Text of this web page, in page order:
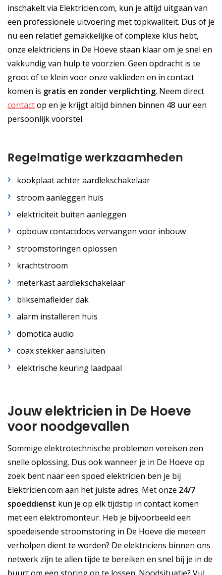
inschakelt via Elektricien.com, kun je altijd uitgaan van
een professionele uitvoering met topkwaliteit. Dus of je
nu een relatief gemakkelijke of complexe klus hebt,
onze elektriciens in De Hoeve staan klaar om je snel en
vakkundig van hulp te voorzien. Geen opdracht is te
groot of te klein voor onze vaklieden en in contact
komen is gratis en zonder verplichting. Neem direct
contactop en je krijgt altijd binnen binnen 48 uur een
persoonlijk voorstel.
Regelmatige werkzaamheden
kookplaat achter aardlekschakelaar
stroom aanleggen huis
elektriciteit buiten aanleggen
opbouw contactdoos vervangen voor inbouw
stroomstoringen oplossen
krachtstroom
meterkast aardlekschakelaar
bliksemafleider dak
alarm installeren huis
domotica audio
coax stekker aansluiten
elektrische keuring laadpaal
Jouw elektricien in De Hoeve
voor noodgevallen
Sommige elektrotechnische problemen vereisen een
snelle oplossing. Dus ook wanneer je in De Hoeve op
zoek bent naar een spoed elektricien ben je bij
Elektricien.com aan het juiste adres. Met onze 24/7
spoeddienst kun je op elk tijdstip in contact komen
met een elektromonteur. Heb je bijvoorbeeld een
spoedeisende stroomstoring in De Hoeve die meteen
verholpen dient te worden? De elektriciens binnen ons
netwerk zijn te allen tijde te bereiken en snel bij je in de